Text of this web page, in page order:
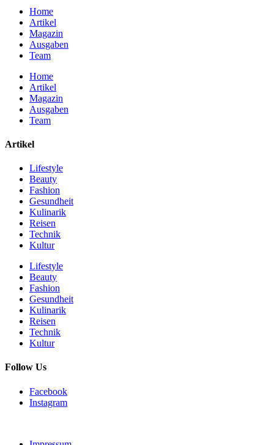
Home
Artikel
Magazin
Ausgaben
Team
Home
Artikel
Magazin
Ausgaben
Team
Artikel
Lifestyle
Beauty
Fashion
Gesundheit
Kulinarik
Reisen
Technik
Kultur
Lifestyle
Beauty
Fashion
Gesundheit
Kulinarik
Reisen
Technik
Kultur
Follow Us
Facebook
Instagram